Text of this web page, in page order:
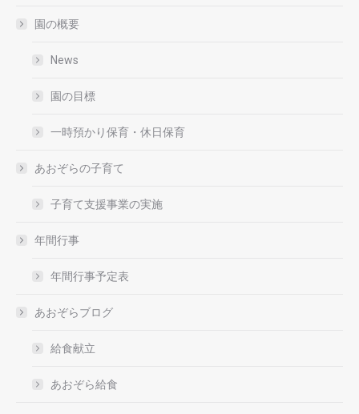
園の概要
News
園の目標
一時預かり保育・休日保育
あおぞらの子育て
子育て支援事業の実施
年間行事
年間行事予定表
あおぞらブログ
給食献立
あおぞら給食